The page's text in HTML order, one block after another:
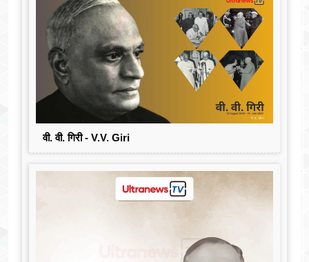
वी. वी. गिरी - V.V. Giri